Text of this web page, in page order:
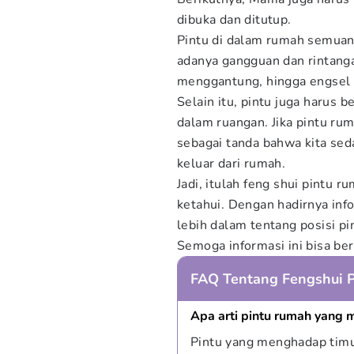
dibuka dan ditutup.
Pintu di dalam rumah
adanya gangguan dan
menggantung, hingga
Selain itu, pintu juga harus
dalam ruangan. Jika pintu
sebagai tanda bahwa kita
keluar dari rumah.
Jadi, itulah feng shui pintu
ketahui. Dengan hadirnya
lebih dalam tentang posisi
Semoga informasi ini bisa
FAQ Tentang Fengshui
Apa arti pintu rumah yang
Pintu yang menghadap